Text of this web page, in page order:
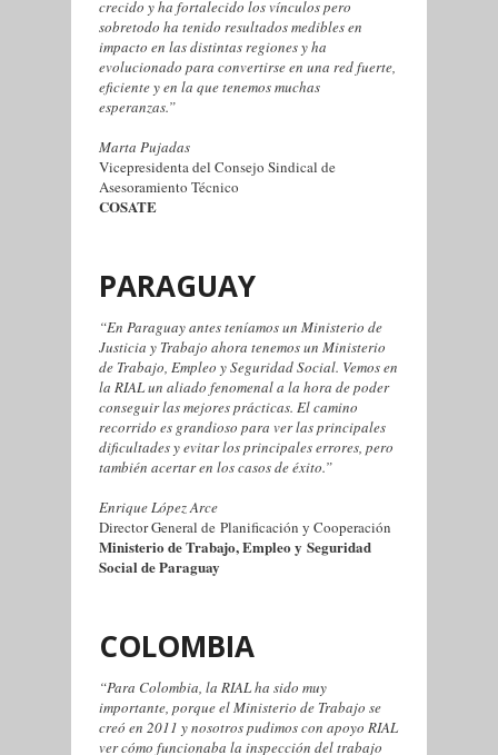
crecido y ha fortalecido los vínculos pero
sobretodo ha tenido resultados medibles en
impacto en las distintas regiones y ha
evolucionado para convertirse en una red fuerte,
eficiente y en la que tenemos muchas
esperanzas.”
Marta Pujadas
Vicepresidenta del Consejo Sindical de
Asesoramiento Técnico
COSATE
PARAGUAY
“En Paraguay antes teníamos un Ministerio de
Justicia y Trabajo ahora tenemos un Ministerio
de Trabajo, Empleo y Seguridad Social. Vemos en
la RIAL un aliado fenomenal a la hora de poder
conseguir las mejores prácticas. El camino
recorrido es grandioso para ver las principales
dificultades y evitar los principales errores, pero
también acertar en los casos de éxito.”
Enrique López Arce
Director General de Planificación y Cooperación
Ministerio de Trabajo, Empleo y Seguridad
Social de Paraguay
COLOMBIA
“Para Colombia, la RIAL ha sido muy
importante, porque el Ministerio de Trabajo se
creó en 2011 y nosotros pudimos con apoyo RIAL
ver cómo funcionaba la inspección del trabajo